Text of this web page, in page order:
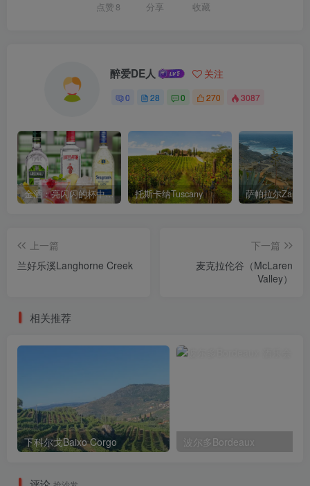
点赞 8 分享 收藏
醉爱DE人 关注
0 28 0 270 3087
金酒：亮闪闪的杯中烟火 托斯卡纳Tuscany 萨帕拉尔
上一篇
兰好乐溪Langhorne Creek
下一篇
麦克拉伦谷（McLaren
Valley）
相关推荐
下科尔戈Baixo Corgo 波尔多Bordeaux